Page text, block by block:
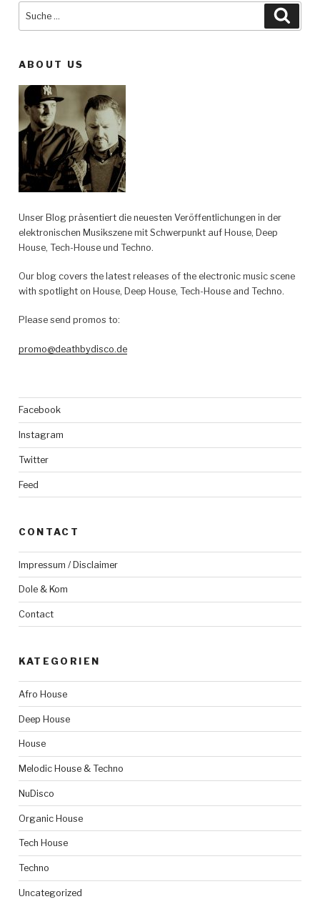
ABOUT US
Unser Blog präsentiert die neuesten Veröffentlichungen in der
elektronischen Musikszene mit Schwerpunkt auf House, Deep
House, Tech-House und Techno.
Our blog covers the latest releases of the electronic music scene
with spotlight on House, Deep House, Tech-House and Techno.
Please send promos to:
promo@deathbydisco.de
Facebook
Instagram
Twitter
Feed
CONTACT
Impressum / Disclaimer
Dole & Kom
Contact
KATEGORIEN
Afro House
Deep House
House
Melodic House & Techno
NuDisco
Organic House
Tech House
Techno
Uncategorized